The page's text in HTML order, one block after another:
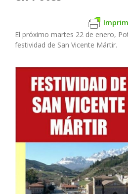
El próximo martes 22 de enero,
festividad de San Vicente Mártir.